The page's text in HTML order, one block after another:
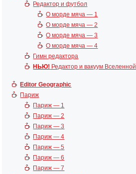
Редактор и футбол
О морде мяча — 1
О морде мяча — 2
О морде мяча — 3
О морде мяча — 4
Гимн редактора
НЬЮ! Редактор и вакуум Вселенной
Editor Geographic
Париж
Париж — 1
Париж — 2
Париж — 3
Париж — 4
Париж — 5
Париж — 6
Париж — 7